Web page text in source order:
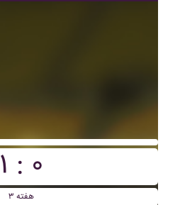
۱ : ۰
هفته ۳